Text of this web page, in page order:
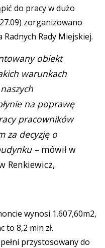
do pracy w dużo
zorganizowano
Rady Miejskiej.
obiekt
warunkach
na poprawę
pracowników
za decyzję o
–mówił w
Renkiewicz,
wynosi 1.607,60m2,
to 8,2 mln zł.
przystosowany do